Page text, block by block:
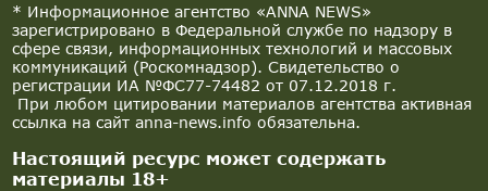
* Информационное агентство «ANNA NEWS»
зарегистрировано в Федеральной службе по надзору в
сфере связи, информационных технологий и массовых
коммуникаций (Роскомнадзор). Свидетельство о
регистрации ИА №ФС77-74482 от 07.12.2018 г.
При любом цитировании материалов агентства активная
ссылка на сайт anna-news.info обязательна.
Настоящий ресурс может содержать
материалы 18+